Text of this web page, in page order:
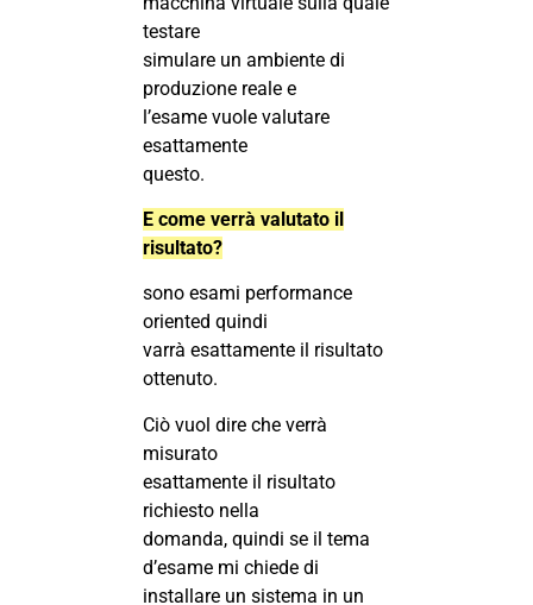
testare
simulare un ambiente di
produzione reale e
l’esame vuole valutare
esattamente
questo.
E come verrà valutato il
risultato?
sono esami performance
oriented quindi
varrà esattamente il risultato
ottenuto.
Ciò vuol dire che verrà
misurato
esattamente il risultato
richiesto nella
domanda, quindi se il tema
d’esame mi chiede di
installare un sistema in un